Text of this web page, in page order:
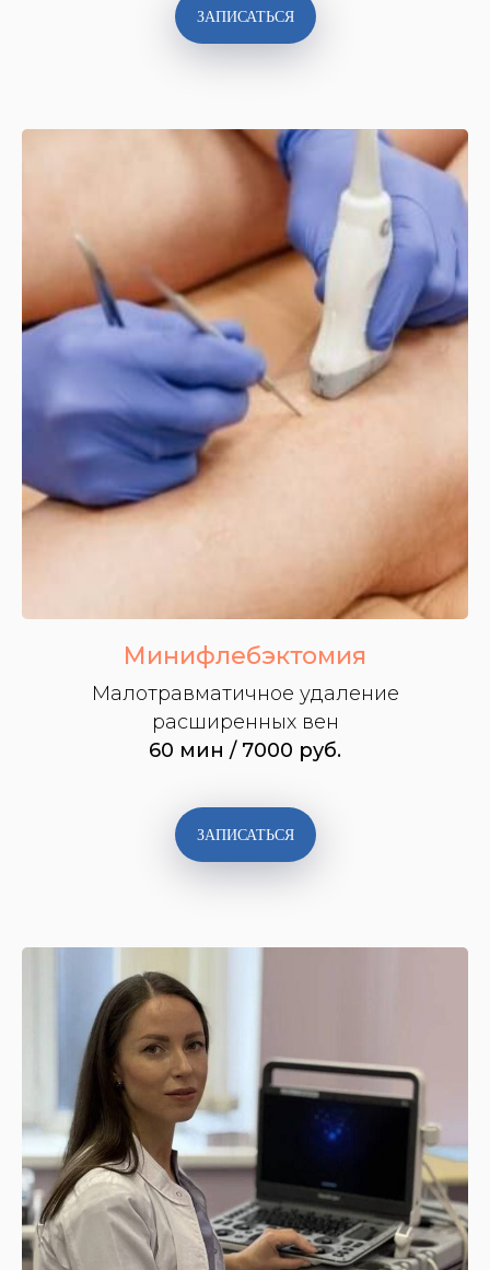
ЗАПИСАТЬСЯ
Минифлебэктомия
Малотравматичное удаление
расширенных вен
60 мин / 7000 руб.
ЗАПИСАТЬСЯ
ПОСМОТРЕТЬ ЛИЦЕНЗИЮ
ЛИЦЕНЗИИ
Наличие лицензии подтверждает
соответствие нашей клиники — центра
флебологии — всем требованиям
Министерства здравоохранения к
оборудованию, квалификации персонала и
стандартам оказания медицинской
помощи.
Сертификаты и дипломы
Шмойловой Татьяны
системы.